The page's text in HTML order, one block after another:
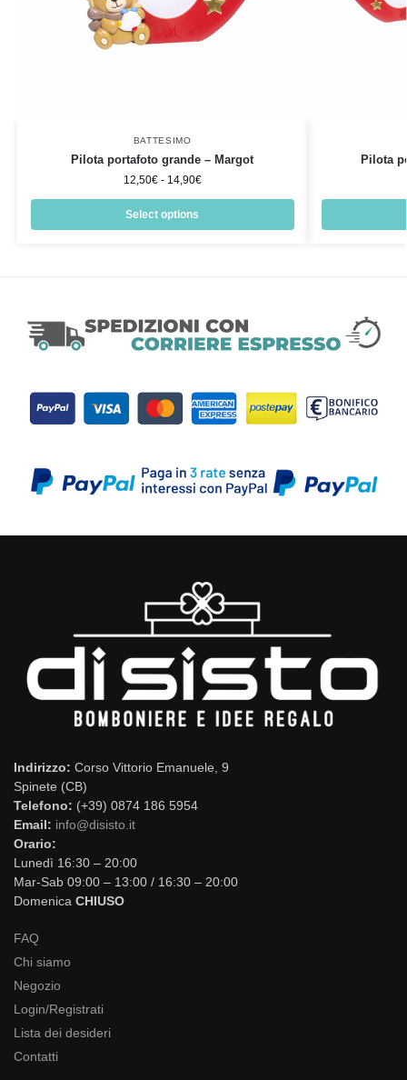
BATTESIMO
Pilota portafoto grande – Margot
12,50€ - 14,90€
Select options
Pilota
Indirizzo: Corso Vittorio Emanuele, 9
Spinete (CB)
Telefono: (+39) 0874 186 5954
Email: info@disisto.it
Orario:
Lunedì 16:30 – 20:00
Mar-Sab 09:00 – 13:00 / 16:30 – 20:00
Domenica CHIUSO
FAQ
Chi siamo
Negozio
Login/Registrati
Lista dei desideri
Contatti